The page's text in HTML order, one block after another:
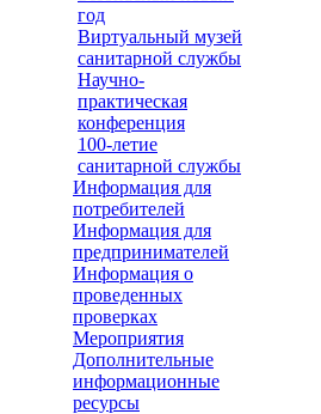
год
Виртуальный музей
санитарной службы
Научно-
практическая
конференция
100-летие
санитарной службы
Информация для
потребителей
Информация для
предпринимателей
Информация о
проведенных
проверках
Мероприятия
Дополнительные
информационные
ресурсы